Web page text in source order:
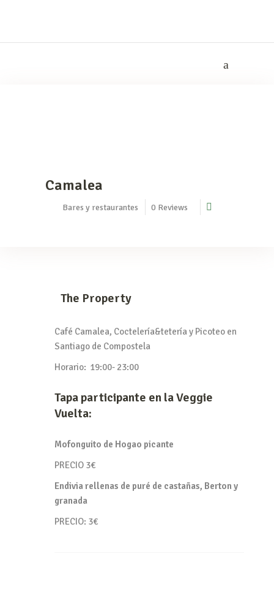
Camalea
Bares y restaurantes 0 Reviews
The Property
Café Camalea, Coctelería&tetería y Picoteo en
Santiago de Compostela
Horario: 19:00- 23:00
Tapa participante en la Veggie
Vuelta:
Mofonguito de Hogao picante
PRECIO 3€
Endivia rellenas de puré de castañas, Berton y
granada
PRECIO: 3€